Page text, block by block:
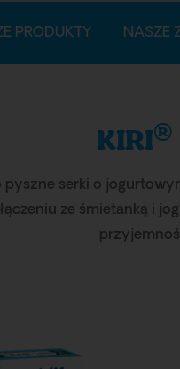
PRODUKTY NASZE
KIRI®
pyszne serki o
ze śmietanką i